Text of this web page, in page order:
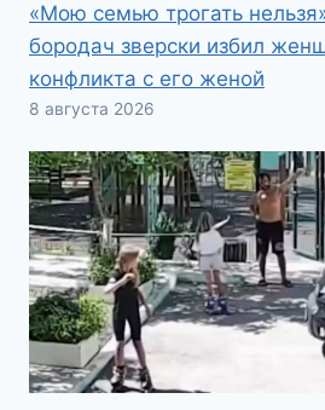
«Мою семью трогать
бородач зверски избил
конфликта с его женой
8 августа 2026